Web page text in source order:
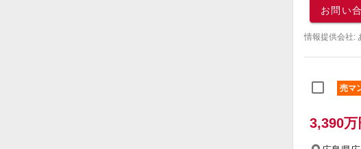
お問い
情報提供会社:
売マ
3,390万